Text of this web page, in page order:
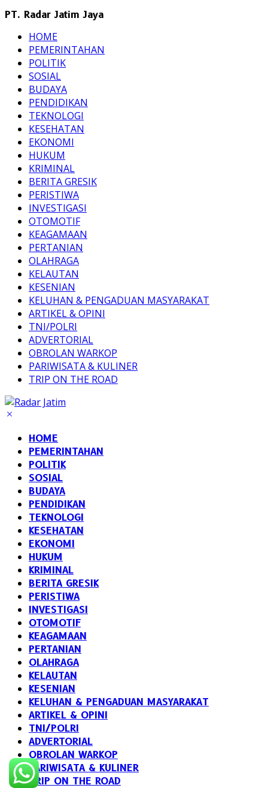
PT. Radar Jatim Jaya
HOME
PEMERINTAHAN
POLITIK
SOSIAL
BUDAYA
PENDIDIKAN
TEKNOLOGI
KESEHATAN
EKONOMI
HUKUM
KRIMINAL
BERITA GRESIK
PERISTIWA
INVESTIGASI
OTOMOTIF
KEAGAMAAN
PERTANIAN
OLAHRAGA
KELAUTAN
KESENIAN
KELUHAN & PENGADUAN MASYARAKAT
ARTIKEL & OPINI
TNI/POLRI
ADVERTORIAL
OBROLAN WARKOP
PARIWISATA & KULINER
TRIP ON THE ROAD
HOME
PEMERINTAHAN
POLITIK
SOSIAL
BUDAYA
PENDIDIKAN
TEKNOLOGI
KESEHATAN
EKONOMI
HUKUM
KRIMINAL
BERITA GRESIK
PERISTIWA
INVESTIGASI
OTOMOTIF
KEAGAMAAN
PERTANIAN
OLAHRAGA
KELAUTAN
KESENIAN
KELUHAN & PENGADUAN MASYARAKAT
ARTIKEL & OPINI
TNI/POLRI
ADVERTORIAL
OBROLAN WARKOP
PARIWISATA & KULINER
TRIP ON THE ROAD